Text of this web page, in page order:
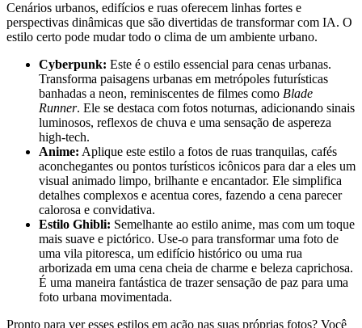
Cenários urbanos, edifícios e ruas oferecem linhas fortes e
perspectivas dinâmicas que são divertidas de transformar com IA. O
estilo certo pode mudar todo o clima de um ambiente urbano.
Cyberpunk: Este é o estilo essencial para cenas urbanas.
Transforma paisagens urbanas em metrópoles futurísticas
banhadas a neon, reminiscentes de filmes como Blade
Runner. Ele se destaca com fotos noturnas, adicionando sinais
luminosos, reflexos de chuva e uma sensação de aspereza
high-tech.
Anime: Aplique este estilo a fotos de ruas tranquilas, cafés
aconchegantes ou pontos turísticos icônicos para dar a eles um
visual animado limpo, brilhante e encantador. Ele simplifica
detalhes complexos e acentua cores, fazendo a cena parecer
calorosa e convidativa.
Estilo Ghibli: Semelhante ao estilo anime, mas com um toque
mais suave e pictórico. Use-o para transformar uma foto de
uma vila pitoresca, um edifício histórico ou uma rua
arborizada em uma cena cheia de charme e beleza caprichosa.
É uma maneira fantástica de trazer sensação de paz para uma
foto urbana movimentada.
Pronto para ver esses estilos em ação nas suas próprias fotos? Você